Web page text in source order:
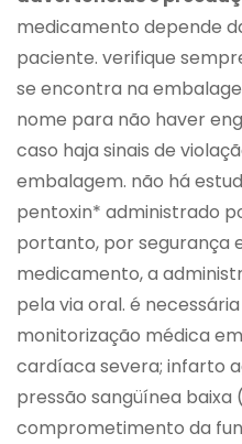
medicamento depende
paciente. verifique
se encontra na
nome para não haver
caso haja sinais de
embalagem. não há
pentoxin* administrado
portanto, por segurança
medicamento, a
pela via oral. é
monitorização médica
cardíaca severa; infarto
pressão sangüínea baixa
comprometimento da